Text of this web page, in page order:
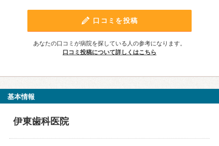
口コミを投稿
あなたの口コミが病院を探している人の参考になります。
口コミ投稿について詳しくはこちら
基本情報
伊東歯科医院